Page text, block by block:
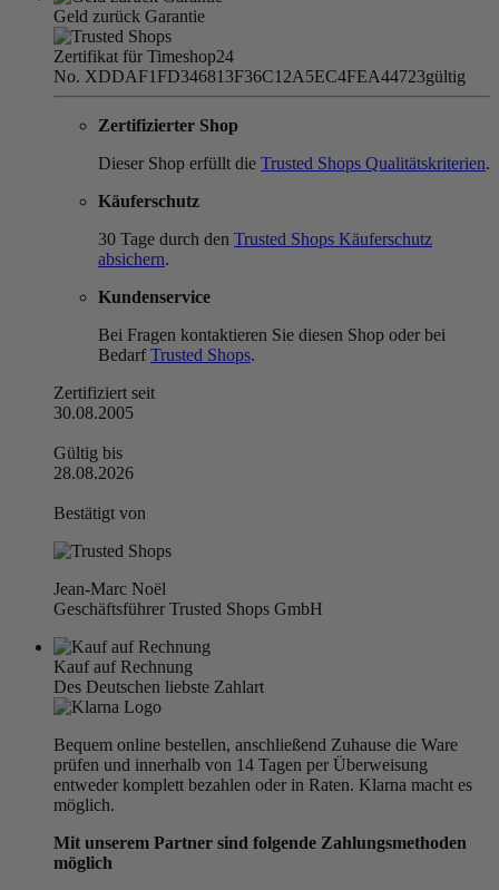
Geld zurück Garantie
Zertifikat für Timeshop24
No. XDDAF1FD346813F36C12A5EC4FEA44723gültig
Zertifizierter Shop
Dieser Shop erfüllt die Trusted Shops Qualitätskriterien.
Käuferschutz
30 Tage durch den Trusted Shops Käuferschutz
absichern.
Kundenservice
Bei Fragen kontaktieren Sie diesen Shop oder bei
BedarfTrusted Shops.
Zertifiziert seit
30.08.2005
Gültig bis
28.08.2026
Bestätigt von
Jean-Marc Noël
Geschäftsführer Trusted Shops GmbH
Kauf auf Rechnung
Des Deutschen liebste Zahlart
Bequem online bestellen, anschließend Zuhause die Ware
prüfen und innerhalb von 14 Tagen per Überweisung
entweder komplett bezahlen oder in Raten. Klarna macht es
möglich.
Mit unserem Partner sind folgende Zahlungsmethoden
möglich